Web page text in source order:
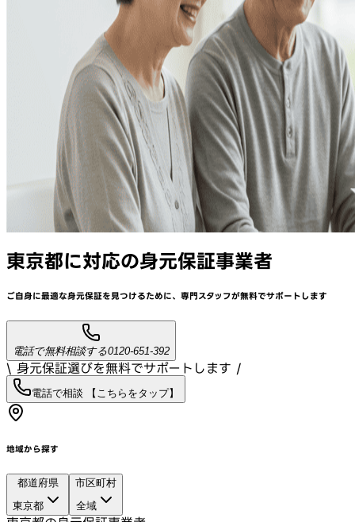
東京都に対応の身元保証事業者
ご自身に最適な身元保証を見つけるために、 専門スタッフが無料でサポートします
電話で無料相談する0120-651-392
\ 身元保証選びを無料でサポートします /
電話で相談 【こちらをタップ】
地域から探す
都道府県
東京都
市区町村
全域